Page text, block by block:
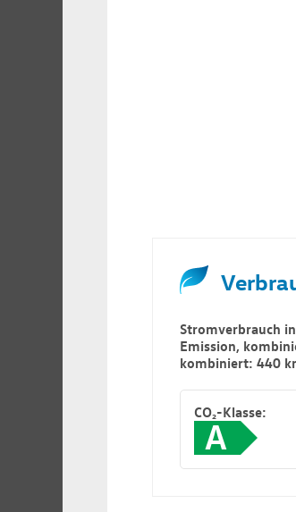
Stromverbrauch
Emission,
kombiniert: 440
CO₂-Klasse:
A